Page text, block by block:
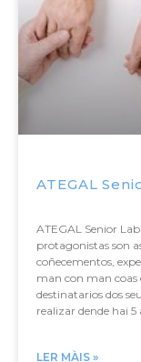
ATEGAL
ATEGAL Senior
protagonistas son
coñecementos,
man con man coas
destinatarios dos
realizar dende hai
LER MÀIS »